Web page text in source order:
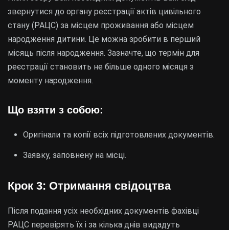
звернутися до органу реєстрації актів цивільного
стану (РАЦС) за місцем проживання або місцем
народження дитини. Це можна зробити в перший
місяць після народження. Зазначте, що термін для
реєстрації становить не більше одного місяця з
моменту народження.
Що взяти з собою:
Оригінали та копії всіх підготовлених документів.
Заявку, заповнену на місці.
Крок 3: Отримання свідоцтва
Після подання усіх необхідних документів фахівці
РАЦС перевірять їх і за кілька днів видадуть